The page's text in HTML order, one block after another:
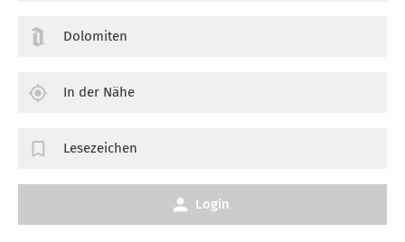
Dolomiten
In der Nähe
Lesezeichen
Login